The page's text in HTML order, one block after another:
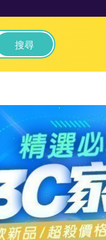
搜尋